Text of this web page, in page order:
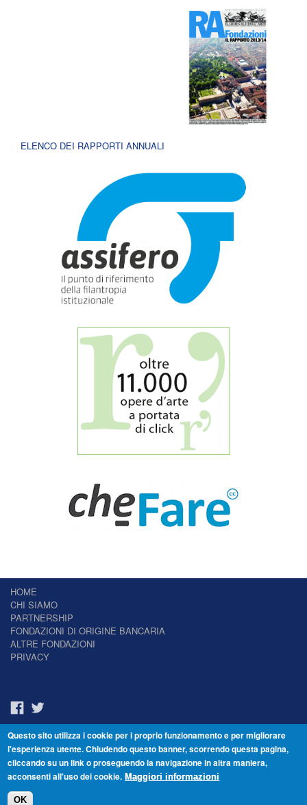
ELENCO DEI RAPPORTI ANNUALI
HOME
CHI SIAMO
PARTNERSHIP
FONDAZIONI DI ORIGINE BANCARIA
ALTRE FONDAZIONI
PRIVACY
Il Giornale delle Fondazioni - Periodico telematico
Reg. Tribunale n.7 del 22/07/2014 – ISSN 2421-2466
© Fondazione Venezia 2000 - Dorsoduro 3488/U - 30123 Venezia - Italia -
Questo sito utilizza i cookie per i proprio funzionamento e per migliorare
l'esperienza utente. Chiudendo questo banner, scorrendo questa pagina,
cliccando su un link o proseguendo la navigazione in altra maniera,
acconsenti all'uso dei cookie. Maggiori informazioni
OK